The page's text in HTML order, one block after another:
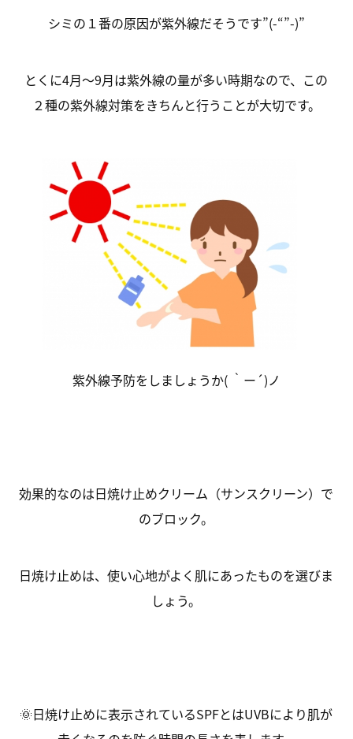
シミの１番の原因が紫外線だそうです”(-“”-)”
とくに4月～9月は紫外線の量が多い時期なので、この
２種の紫外線対策をきちんと行うことが大切です。
紫外線予防をしましょうか( ｀ー´)ノ
効果的なのは日焼け止めクリーム（サンスクリーン）で
のブロック。
日焼け止めは、使い心地がよく肌にあったものを選びま
しょう。
🌞日焼け止めに表示されているSPFとはUVBにより肌が